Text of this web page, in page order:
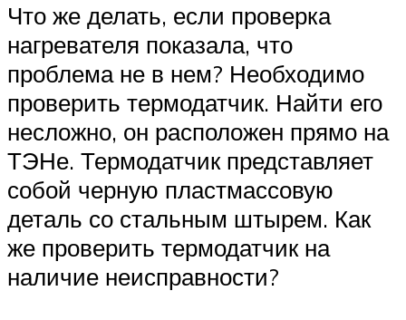
Что же делать, если проверка
нагревателя показала, что
проблема не в нем? Необходимо
проверить термодатчик. Найти его
несложно, он расположен прямо на
ТЭНе. Термодатчик представляет
собой черную пластмассовую
деталь со стальным штырем. Как
же проверить термодатчик на
наличие неисправности?